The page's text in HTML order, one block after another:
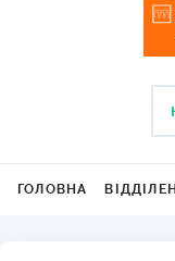
ГОЛОВНА